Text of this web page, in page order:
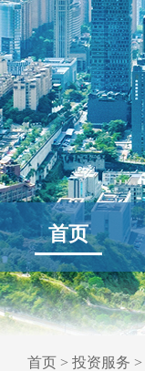
首页
首页 > 投资服务 >